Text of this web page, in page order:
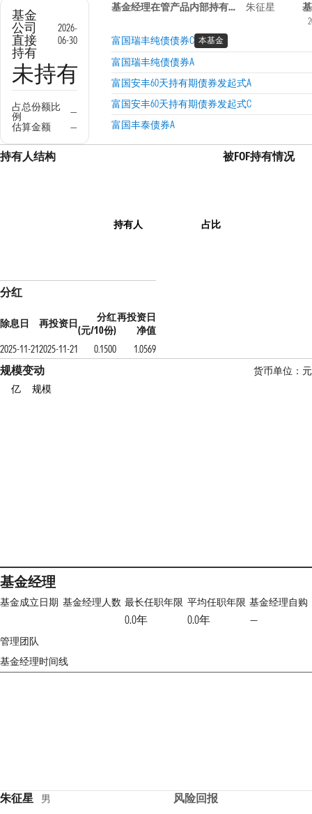
基金
公司
直接
持有
2026-
06-30
未持有
占总份额比
例
—
估算金额
—
基金经理在管产品内部持有信息 朱征星
富国瑞丰纯债债券C 本基金
富国瑞丰纯债债券A
富国安丰60天持有期债券发起式A
富国安丰60天持有期债券发起式C
富国丰泰债券A
持有人结构
持有人 占比
被FOF持有情况
分红
除息日 再投资日
分红
(元/10份)
再投资日
净值
2025-11-212025-11-21 0.1500 1.0569
规模变动
货币单位：元
亿
规模
基金经理
基金成立日期 基金经理人数 最长任职年限
0.0年
平均任职年限
0.0年
基金经理自购
—
管理团队
基金经理时间线
朱征星 男 风险回报